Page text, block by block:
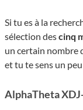
Si tu es à la
sélection descinq
un certain nombre
et tu te sens un
AlphaTheta